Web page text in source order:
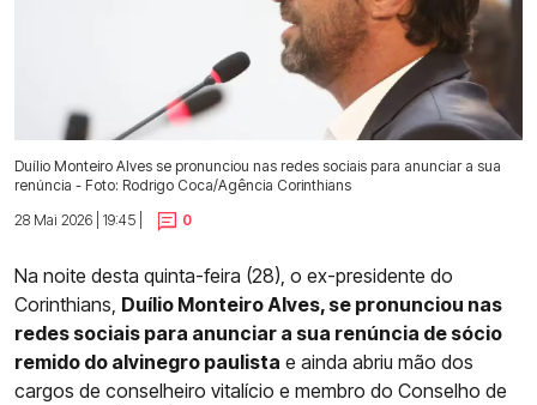
Duílio Monteiro Alves se pronunciou nas redes sociais para anunciar a sua
renúncia - Foto: Rodrigo Coca/Agência Corinthians
28 Mai 2026 | 19:45 |
0
Na noite desta quinta-feira (28), o ex-presidente do
Corinthians, Duílio Monteiro Alves, se pronunciou nas
redes sociais para anunciar a sua renúncia de sócio
remido do alvinegro paulista e ainda abriu mão dos
cargos de conselheiro vitalício e membro do Conselho de